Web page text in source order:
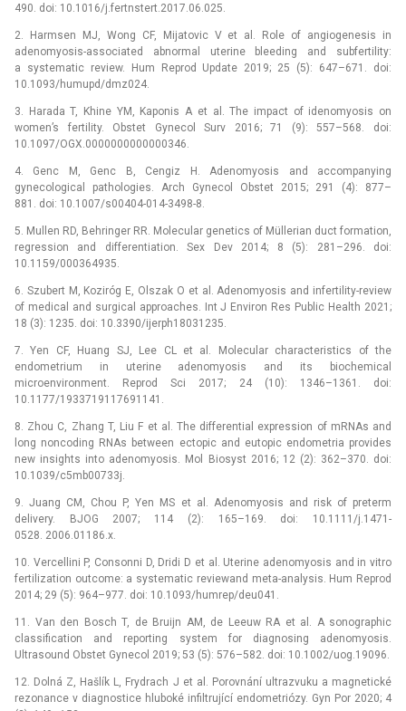
490. doi: 10.1016/j.fertnstert.2017.06.025.
2. Harmsen MJ, Wong CF, Mijatovic V et al. Role of angiogenesis in
adenomyosis-associated abnormal uterine bleeding and subfertility:
a systematic review. Hum Reprod Update 2019; 25 (5): 647–671. doi:
10.1093/humupd/dmz024.
3. Harada T, Khine YM, Kaponis A et al. The impact of idenomyosis on
women’s fertility. Obstet Gynecol Surv 2016; 71 (9): 557–568. doi:
10.1097/OGX.0000000000000346.
4. Genc M, Genc B, Cengiz H. Adenomyosis and accompanying
gynecological pathologies. Arch Gynecol Obstet 2015; 291 (4): 877–
881. doi: 10.1007/s00404-014-3498-8.
5. Mullen RD, Behringer RR. Molecular genetics of Müllerian duct formation,
regression and dif­ferentiation. Sex Dev 2014; 8 (5): 281–296. doi:
10.1159/000364935.
6. Szubert M, Koziróg E, Olszak O et al. Adenomyosis and infertility-review
of medical and surgical approaches. Int J Environ Res Public Health 2021;
18 (3): 1235. doi: 10.3390/ijerph18031235.
7. Yen CF, Huang SJ, Lee CL et al. Molecular characteristics of the
endometrium in uterine adenomyosis and its bio­chemical
microenvironment. Reprod Sci 2017; 24 (10): 1346–1361. doi:
10.1177/1933719117691141.
8. Zhou C, Zhang T, Liu F et al. The differential expression of mRNAs and
long noncoding RNAs between ectopic and eutopic endometria provides
new insights into adenomyosis. Mol Biosyst 2016; 12 (2): 362–370. doi:
10.1039/c5mb00733j.
9. Juang CM, Chou P, Yen MS et al. Adenomyosis and risk of preterm
delivery. BJOG 2007; 114 (2): 165–169. doi: 10.1111/j.1471-
0528. 2006.01186.x.
10. Vercellini P, Consonni D, Dridi D et al. Uterine adenomyosis and in vitro
fertilization outcome: a systematic reviewand meta-analysis. Hum Reprod
2014; 29 (5): 964–977. doi: 10.1093/humrep/deu041.
11. Van den Bosch T, de Bruijn AM, de Leeuw RA et al. A sonographic
classification and reporting system for dia­gnosing adenomyosis.
Ultrasound Obstet Gynecol 2019; 53 (5): 576–582. doi: 10.1002/uog.19096.
12. Dolná Z, Hašlík L, Frydrach J et al. Porovnání ultrazvuku a magnetické
rezonance v dia­gnostice hluboké infiltrující endometriózy. Gyn Por 2020; 4